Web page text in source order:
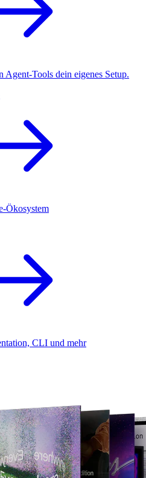
Agent-Tools dein eigenes Setup.
Ökosystem
CLI und mehr